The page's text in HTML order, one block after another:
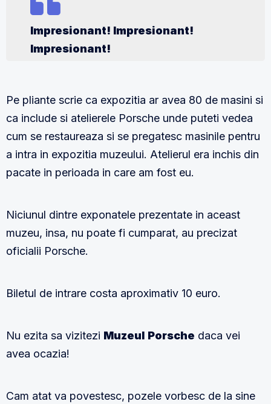
Impresionant! Impresionant!
Impresionant!
Pe pliante scrie ca expozitia ar avea 80 de masini si
ca include si atelierele Porsche unde puteti vedea
cum se restaureaza si se pregatesc masinile pentru
a intra in expozitia muzeului. Atelierul era inchis din
pacate in perioada in care am fost eu.
Niciunul dintre exponatele prezentate in aceast
muzeu, insa, nu poate fi cumparat, au precizat
oficialii Porsche.
Biletul de intrare costa aproximativ 10 euro.
Nu ezita sa vizitezi Muzeul Porsche daca vei
avea ocazia!
Cam atat va povestesc, pozele vorbesc de la sine